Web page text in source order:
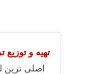
تهیه و
اصلی ترین